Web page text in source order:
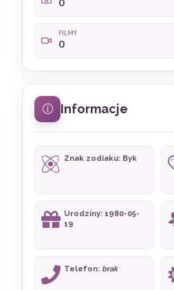
FILMY
0
Informacje
Znak zodiaku: Byk
Urodziny: 1980-05-
19
Telefon: brak